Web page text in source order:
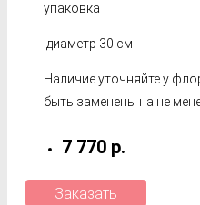
упаковка
диаметр 30 см
Наличие уточняйте у
быть заменены на не
7 770 р.
Заказать